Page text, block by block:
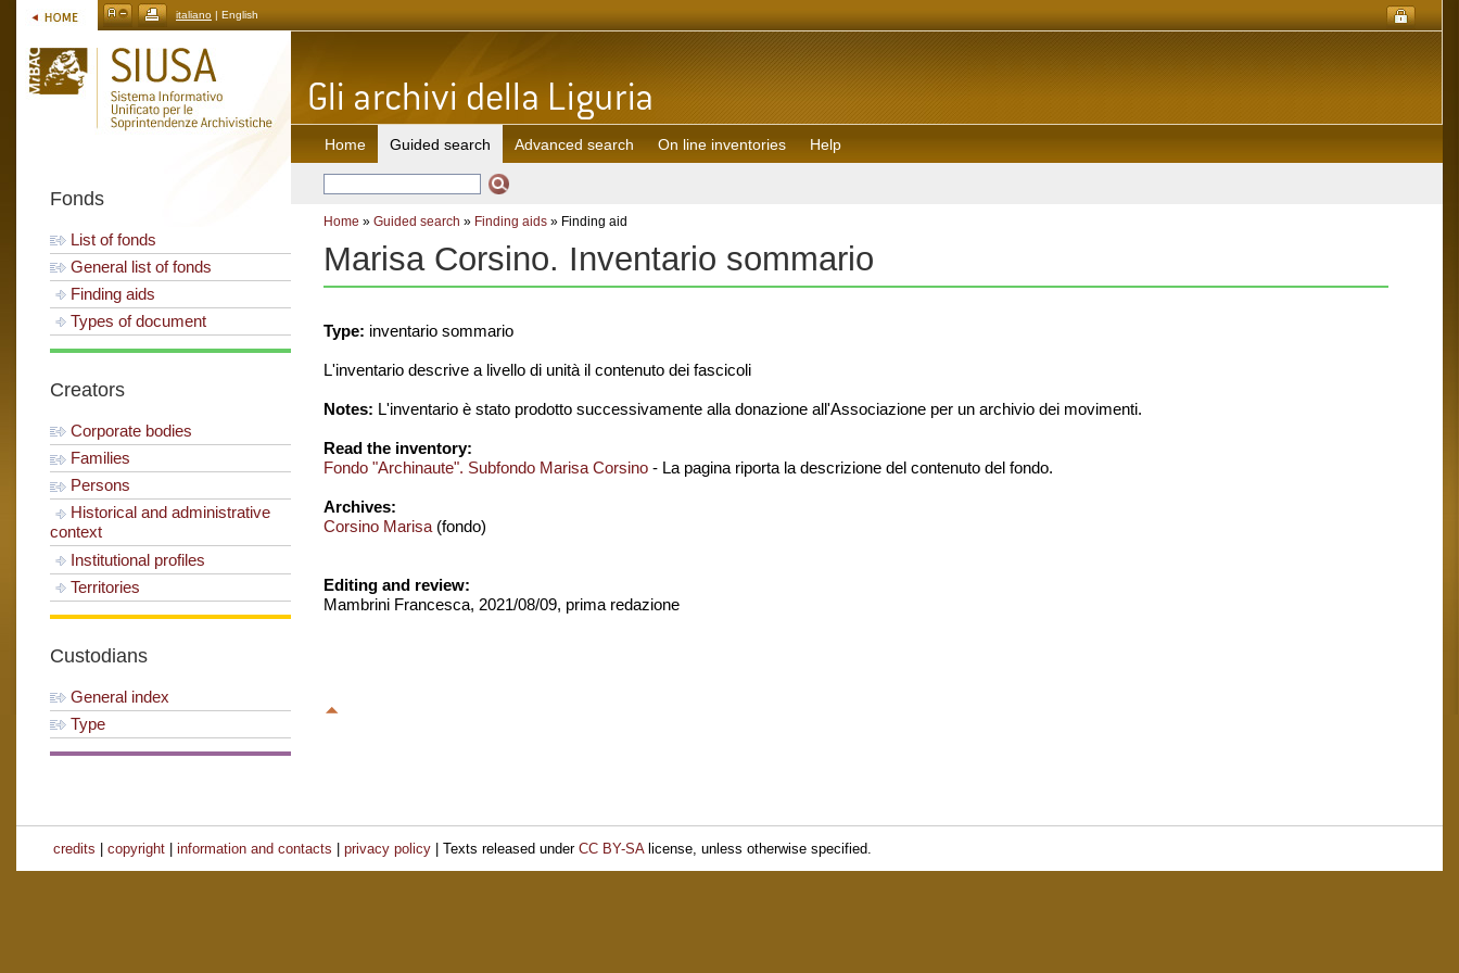
italiano | English
Fonds
List of fonds
General list of fonds
Finding aids
Types of document
Creators
Corporate bodies
Families
Persons
Historical and administrative
context
Institutional profiles
Territories
Custodians
General index
Type
Home Guided search Advanced search On line inventories Help
Home » Guided search » Finding aids » Finding aid
Marisa Corsino. Inventario sommario
Type: inventario sommario
L'inventario descrive a livello di unità il contenuto dei fascicoli
Notes: L'inventario è stato prodotto successivamente alla donazione all'Associazione per un archivio dei movimenti.
Read the inventory:
Fondo "Archinaute". Subfondo Marisa Corsino - La pagina riporta la descrizione del contenuto del fondo.
Archives:
Corsino Marisa (fondo)
Editing and review:
Mambrini Francesca, 2021/08/09, prima redazione
credits copyright| information and contacts privacy policy| Texts released under CC BY-SAlicense, unless otherwise specified.